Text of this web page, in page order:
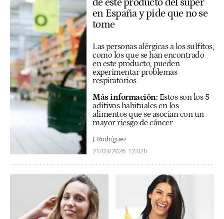
de este producto del súper
en España y pide que no se
tome
Las personas alérgicas a los sulfitos,
como los que se han encontrado
en este producto, pueden
experimentar problemas
respiratorios
Más información: Estos son los 5
aditivos habituales en los
alimentos que se asocian con un
mayor riesgo de cáncer
J. Rodríguez
21/03/2026 12:02h